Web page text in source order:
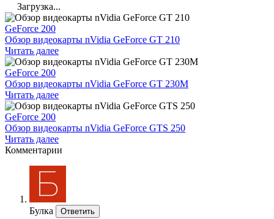
Загрузка...
GeForce 200
Обзор видеокарты nVidia GeForce GT 210
Читать далее
GeForce 200
Обзор видеокарты nVidia GeForce GT 230M
Читать далее
GeForce 200
Обзор видеокарты nVidia GeForce GTS 250
Читать далее
Комментарии
Булка Ответить